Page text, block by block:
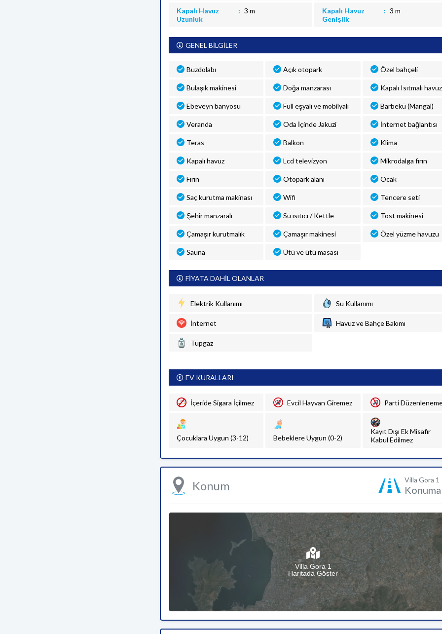
Kapalı Havuz
Uzunluk
3 m
Kapalı Havuz
Genişlik
3 m
GENEL BİLGİLER
Buzdolabı Açık otopark Özel bahçeli
Bulaşık makinesi Doğa manzarası Kapalı Isıtmalı havuz
Ebeveyn banyosu Full eşyalı ve mobilyalı Barbekü (Mangal)
Veranda Oda İçinde Jakuzi İnternet bağlantısı
Teras Balkon Klima
Kapalı havuz Lcd televizyon Mikrodalga fırın
Fırın Otopark alanı Ocak
Saç kurutma makinası Wifi Tencere seti
Şehir manzaralı Su ısıtıcı / Kettle Tost makinesi
Çamaşır kurutmalık Çamaşır makinesi Özel yüzme havuzu
Sauna Ütü ve ütü masası
FİYATA DAHİL OLANLAR
Elektrik Kullanımı Su Kullanımı
İnternet Havuz ve Bahçe Bakımı
Tüpgaz
EV KURALLARI
İçeride Sigara İçilmez Evcil Hayvan Giremez Parti
Çocuklara Uygun (3-12) Bebeklere Uygun (0-2)
Kayıt Dışı Ek Misafir
Kabul Edilmez
Konum Villa Gora 1
Villa Gora 1
Haritada Göster